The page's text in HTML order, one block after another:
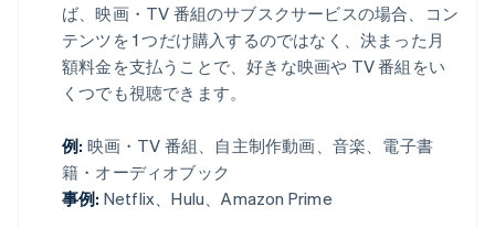
ば、映画・TV 番組のサブスクサービスの場合、コン
テンツを 1 つだけ購入するのではなく、決まった月
額料金を支払うことで、好きな映画や TV 番組をい
くつでも視聴できます。
例: 映画・TV 番組、自主制作動画、音楽、電子書
籍・オーディオブック
事例: Netflix、Hulu、Amazon Prime